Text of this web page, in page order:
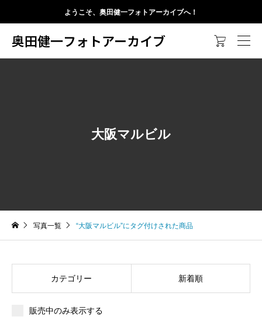
ようこそ、奥田健一フォトアーカイブへ！
奥田健一フォトアーカイブ 
大阪マルビル
写真一覧 “大阪マルビル”にタグ付けされた商品
カテゴリー 新着順
販売中のみ表示する